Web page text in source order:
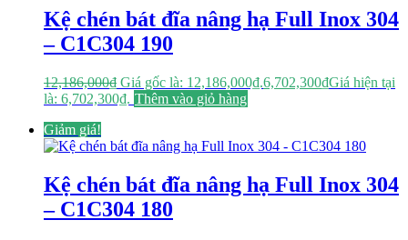
Kệ chén bát đĩa nâng hạ Full Inox 304
– C1C304 190
12,186,000₫ Giá gốc là: 12,186,000₫.6,702,300₫Giá hiện tại
là: 6,702,300₫. Thêm vào giỏ hàng
Giảm giá!
Kệ chén bát đĩa nâng hạ Full Inox 304
– C1C304 180